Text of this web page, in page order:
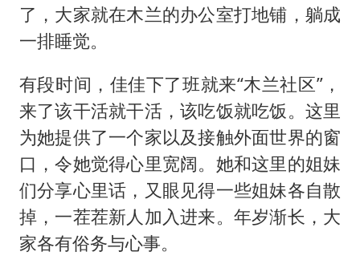
了，大家就在木兰的办公室打地铺，躺成
一排睡觉。
有段时间，佳佳下了班就来“木兰社区”，
来了该干活就干活，该吃饭就吃饭。这里
为她提供了一个家以及接触外面世界的窗
口，令她觉得心里宽阔。她和这里的姐妹
们分享心里话，又眼见得一些姐妹各自散
掉，一茬茬新人加入进来。年岁渐长，大
家各有俗务与心事。